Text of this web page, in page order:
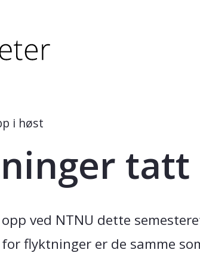
eller - (minus) for å forminske.
eller - (minus) for å forminske.
i høst
tatt
ved NTNU dette
flyktninger er de samme